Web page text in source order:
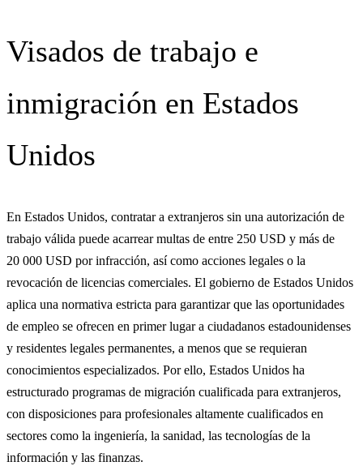
Visados de trabajo e
inmigración en Estados
Unidos
En Estados Unidos, contratar a extranjeros sin una autorización de
trabajo válida puede acarrear multas de entre 250 USD y más de
20 000 USD por infracción, así como acciones legales o la
revocación de licencias comerciales. El gobierno de Estados Unidos
aplica una normativa estricta para garantizar que las oportunidades
de empleo se ofrecen en primer lugar a ciudadanos estadounidenses
y residentes legales permanentes, a menos que se requieran
conocimientos especializados. Por ello, Estados Unidos ha
estructurado programas de migración cualificada para extranjeros,
con disposiciones para profesionales altamente cualificados en
sectores como la ingeniería, la sanidad, las tecnologías de la
información y las finanzas.